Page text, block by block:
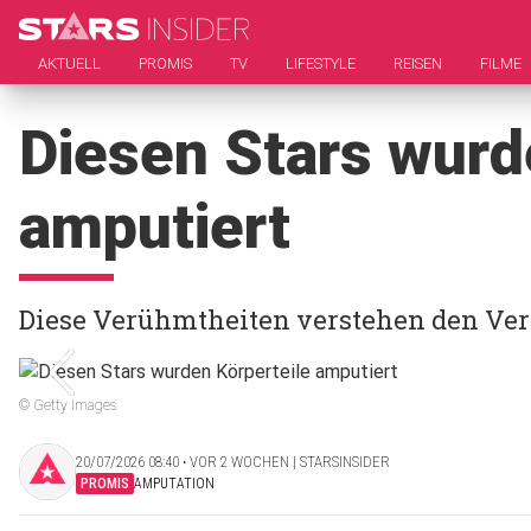
AKTUELL PROMIS TV LIFESTYLE REISEN FILME
Diesen Stars
amputiert
Diese Verühmtheiten verstehen den
© Getty Images
20/07/2026 08:40 ‧ VOR 2 WOCHEN | STARSINSIDER
PROMIS AMPUTATION